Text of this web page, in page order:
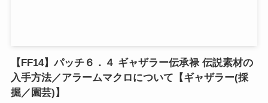
【FF14】パッチ６．４ ギャザラー伝承禄 伝説素材の
入手方法／アラームマクロについて【ギャザラー(採
掘／園芸)】